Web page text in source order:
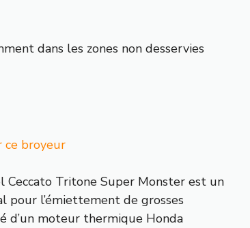
dans les zones non desservies
ce broyeur
Ceccato Tritone Super Monster est un
pour l’émiettement de grosses
d’un moteur thermique Honda